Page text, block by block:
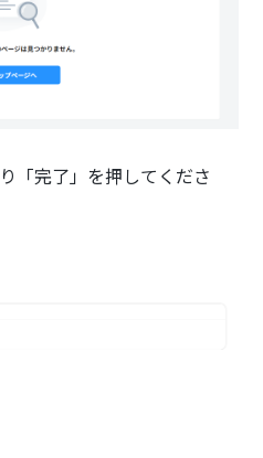
「完了」を押してくださ